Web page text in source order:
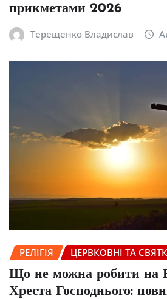
прикметами 2026
Терещенко Владислав
РЕЛІГІЯ ЦЕРВКОВНІ ТА
Що не можна робити на
Хреста Господнього: